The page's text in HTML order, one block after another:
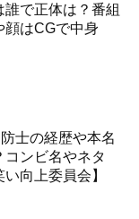
で正体は？番組
顔はCGで中身
士の経歴や本名
ンビ名やネタ
向上委員会】